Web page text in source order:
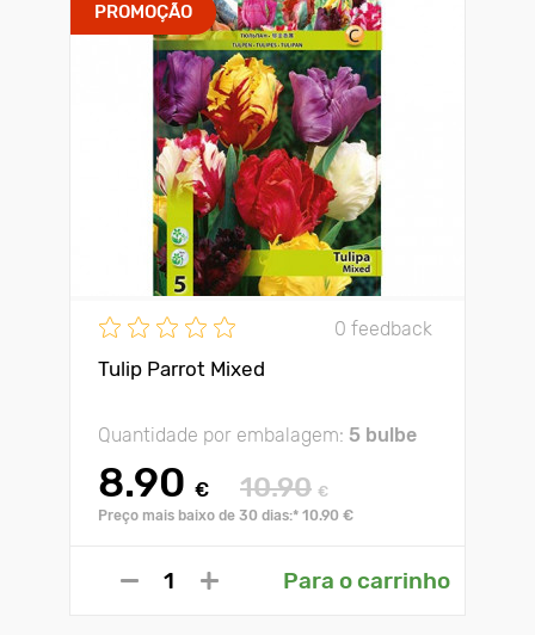
PROMOÇÃO
0 feedback
Tulip Parrot Mixed
Quantidade por embalagem: 5 bulbe
8.90 € 10.90 €
Preço mais baixo de 30 dias:* 10.90 €
Para o carrinho